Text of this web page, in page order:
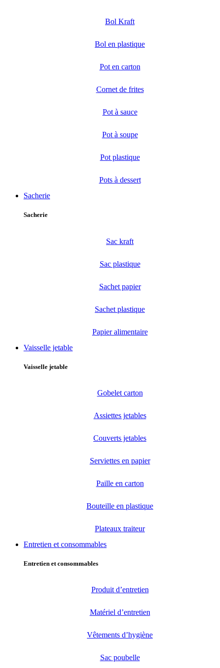
Bol Kraft
Bol en plastique
Pot en carton
Cornet de frites
Pot à sauce
Pot à soupe
Pot plastique
Pots à dessert
Sacherie
Sacherie
Sac kraft
Sac plastique
Sachet papier
Sachet plastique
Papier alimentaire
Vaisselle jetable
Vaisselle jetable
Gobelet carton
Assiettes jetables
Couverts jetables
Serviettes en papier
Paille en carton
Bouteille en plastique
Plateaux traiteur
Entretien et consommables
Entretien et consommables
Produit d’entretien
Matériel d’entretien
Vêtements d’hygiène
Sac poubelle